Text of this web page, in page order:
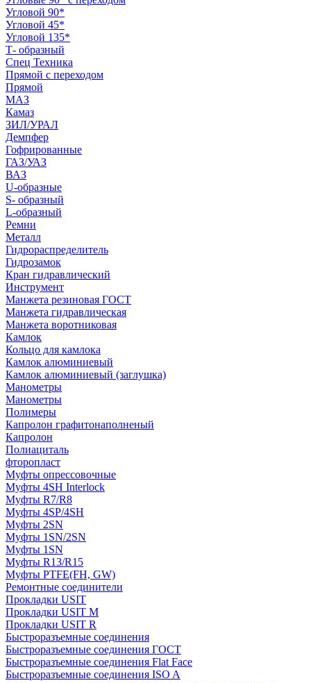
Угловой 90*
Угловой 45*
Угловой 135*
Т- образный
Спец Техника
Прямой с переходом
Прямой
МАЗ
Камаз
ЗИЛ/УРАЛ
Демпфер
Гофрированные
ГАЗ/УАЗ
ВАЗ
U-образные
S- образный
L-образный
Ремни
Металл
Гидрораспределитель
Гидрозамок
Кран гидравлический
Инструмент
Манжета резиновая ГОСТ
Манжета гидравлическая
Манжета воротниковая
Камлок
Кольцо для камлока
Камлок алюминиевый
Камлок алюминиевый (заглушка)
Манометры
Манометры
Полимеры
Капролон графитонаполненый
Капролон
Полиациталь
фторопласт
Муфты опрессовочные
Муфты 4SH Interlock
Муфты R7/R8
Муфты 4SP/4SH
Муфты 2SN
Муфты 1SN/2SN
Муфты 1SN
Муфты R13/R15
Муфты PTFE(FH, GW)
Ремонтные соединители
Прокладки USIT
Прокладки USIT M
Прокладки USIT R
Быстроразъемные соединения
Быстроразъемные соединения ГОСТ
Быстроразъемные соединения Flat Face
Быстроразъемные соединения ISO A